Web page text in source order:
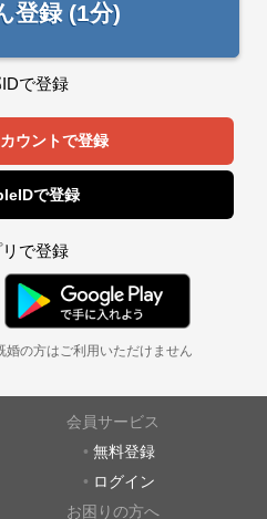
登録 (1分)
で登録
ウントで登録
で登録
で登録
婚の方はご利用いただけません
会員サービス
無料登録
ログイン
お困りの方へ